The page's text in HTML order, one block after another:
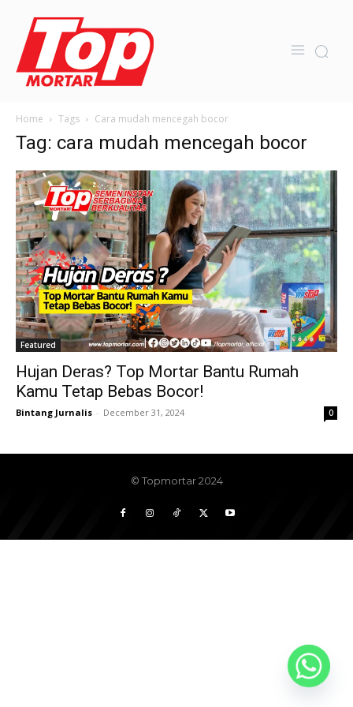
Home Tags Cara mudah mencegah bocor
Tag: cara mudah mencegah bocor
Featured
Hujan Deras? Top Mortar Bantu Rumah
Kamu Tetap Bebas Bocor!
Bintang Jurnalis - December 31, 2024 0
© Topmortar 2024